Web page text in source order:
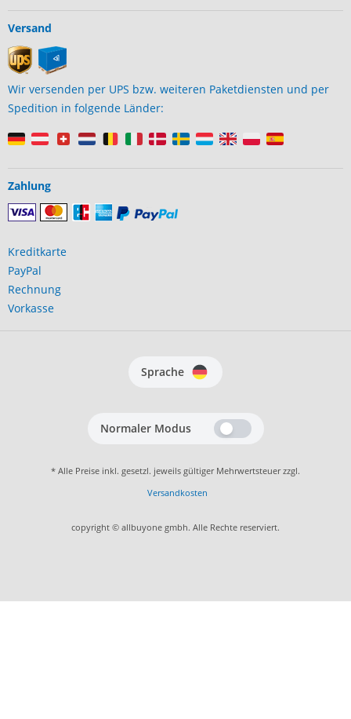
Versand
Wir versenden per UPS bzw. weiteren Paketdiensten und per
Spedition in folgende Länder:
Zahlung
Kreditkarte
PayPal
Rechnung
Vorkasse
Sprache
Normaler Modus
* Alle Preise inkl. gesetzl. jeweils gültiger Mehrwertsteuer zzgl.
Versandkosten
copyright © allbuyone gmbh. Alle Rechte reserviert.